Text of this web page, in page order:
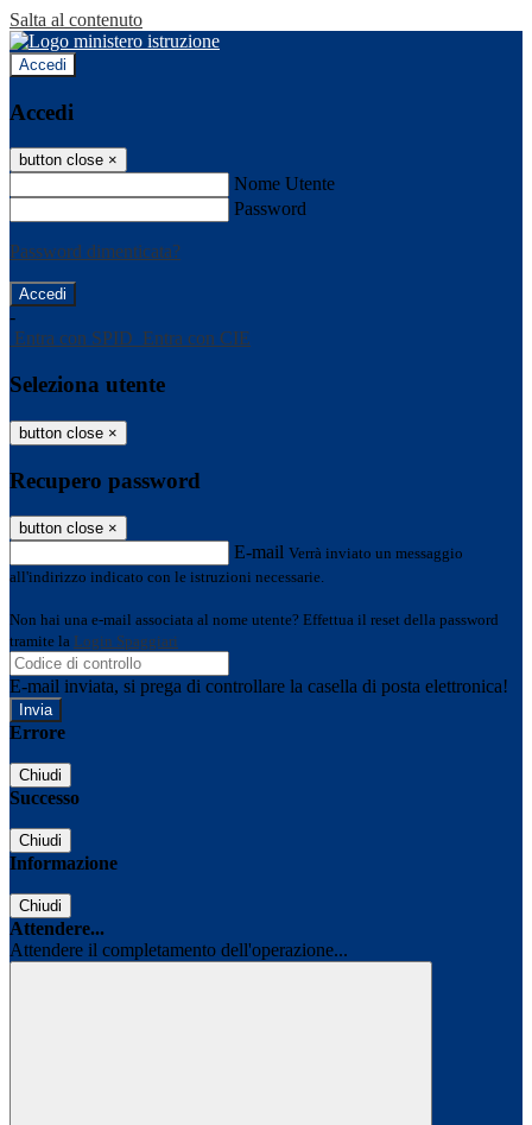
Salta al contenuto
Accedi
Accedi
button close ×
Nome Utente
Password
Password dimenticata?
-
Entra con SPID Entra con CIE
Seleziona utente
button close ×
Recupero password
button close ×
E-mail Verrà inviato un messaggio
all'indirizzo indicato con le istruzioni necessarie.
Non hai una e-mail associata al nome utente? Effettua il reset della password
tramite la Login Spaggiari
E-mail inviata, si prega di controllare la casella di posta elettronica!
Errore
Chiudi
Successo
Chiudi
Informazione
Chiudi
Attendere...
Attendere il completamento dell'operazione...